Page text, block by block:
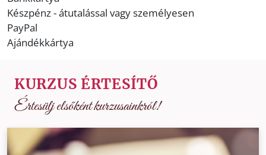
Készpénz - átutalással vagy személyesen
PayPal
Ajándékkártya
KURZUS ÉRTESÍTŐ
Értesülj elsőként kurzusainkról!